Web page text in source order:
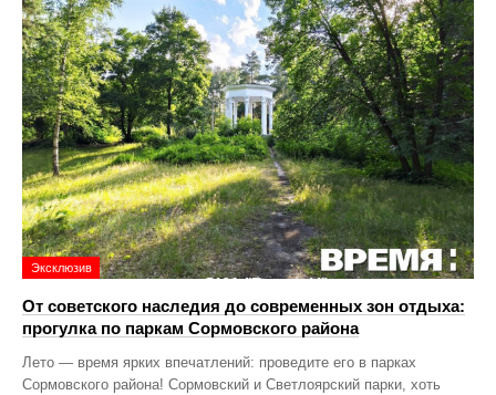
Эксклюзив
От советского наследия до современных зон отдыха:
прогулка по паркам Сормовского района
Лето — время ярких впечатлений: проведите его в парках
Сормовского района! Сормовский и Светлоярский парки, хоть